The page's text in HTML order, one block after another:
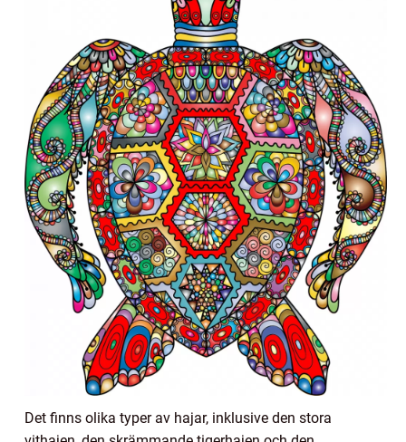
Det finns olika typer av hajar, inklusive den stora